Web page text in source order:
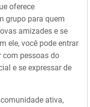
oferece
grupo para quem
amizades e se
ele, você pode entrar
com pessoas do
e se expressar de
ativa,